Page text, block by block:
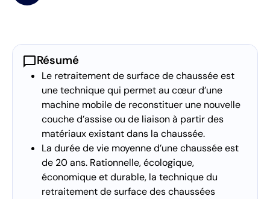
chat_bubbleRésumé
Le retraitement de surface de chaussée est
une technique qui permet au cœur d’une
machine mobile de reconstituer une nouvelle
couche d’assise ou de liaison à partir des
matériaux existant dans la chaussée.
La durée de vie moyenne d’une chaussée est
de 20 ans. Rationnelle, écologique,
économique et durable, la technique du
retraitement de surface des chaussées